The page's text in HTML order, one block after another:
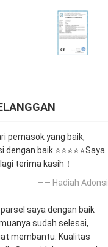
pemasok yang baik,
baik ⭐⭐⭐⭐⭐Saya
terima kasih！
—— Hadiah Adonsi
saya dengan baik
sudah selesai,
membantu. Kualitas